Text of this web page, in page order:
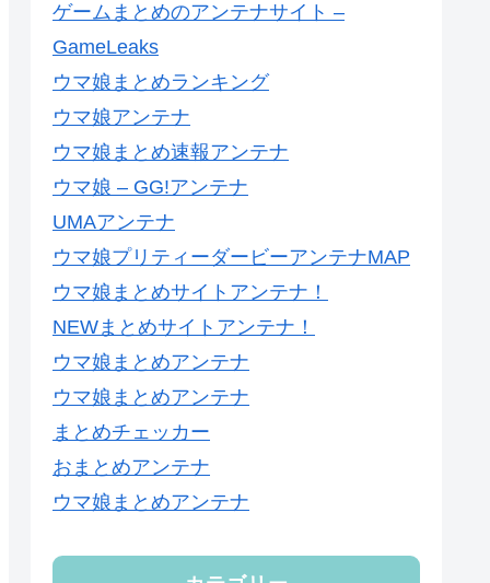
ゲームまとめのアンテナサイト –
GameLeaks
ウマ娘まとめランキング
ウマ娘アンテナ
ウマ娘まとめ速報アンテナ
ウマ娘 – GG!アンテナ
UMAアンテナ
ウマ娘プリティーダービーアンテナMAP
ウマ娘まとめサイトアンテナ！
NEWまとめサイトアンテナ！
ウマ娘まとめアンテナ
ウマ娘まとめアンテナ
まとめチェッカー
おまとめアンテナ
ウマ娘まとめアンテナ